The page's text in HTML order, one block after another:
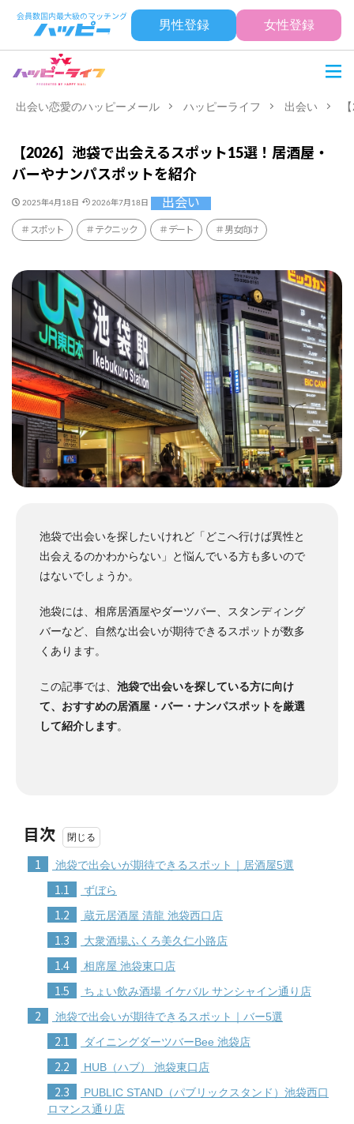
男性登録 女性登録
出会い恋愛のハッピーメール ハッピーライフ 出会い
【2026】池袋で出会えるスポット15選！居酒屋・
バーやナンパスポットを紹介
2025年4月18日 2026年7月18日 出会い
スポット テクニック デート 男女向け
池袋で出会いを探したいけれど「どこへ行けば異性と
出会えるのかわからない」と悩んでいる方も多いので
はないでしょうか。
池袋には、相席居酒屋やダーツバー、スタンディング
バーなど、自然な出会いが期待できるスポットが数多
くあります。
この記事では、 池袋で出会いを探している方に向け
て、おすすめの居酒屋・バー・ナンパスポットを厳選
して紹介します。
目次
1 池袋で出会いが期待できるスポット｜居酒屋5選
1.1 ずぼら
1.2 蔵元居酒屋 清龍 池袋西口店
1.3 大衆酒場ふくろ美久仁小路店
1.4 相席屋 池袋東口店
1.5 ちょい飲み酒場 イケバル サンシャイン通り店
2 池袋で出会いが期待できるスポット｜バー5選
2.1 ダイニングダーツバーBee 池袋店
2.2 HUB（ハブ） 池袋東口店
2.3
PUBLIC STAND（パブリックスタンド）池袋西口
ロマンス通り店